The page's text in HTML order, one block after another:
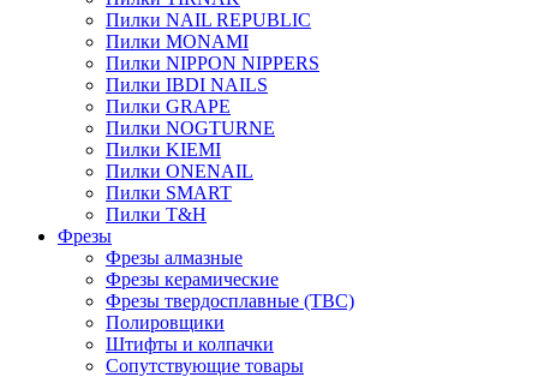
Пилки NAIL REPUBLIC
Пилки MONAMI
Пилки NIPPON NIPPERS
Пилки IBDI NAILS
Пилки GRAPE
Пилки NOGTURNE
Пилки KIEMI
Пилки ONENAIL
Пилки SMART
Пилки T&H
Фрезы
Фрезы алмазные
Фрезы керамические
Фрезы твердосплавные (ТВС)
Полировщики
Штифты и колпачки
Сопутствующие товары